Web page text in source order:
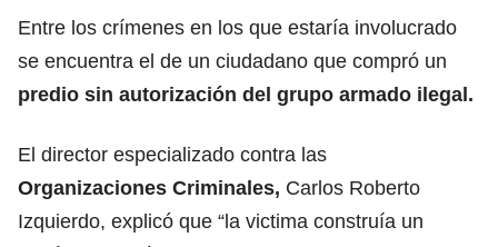
Entre los crímenes en los que estaría involucrado
se encuentra el de un ciudadano que compró un
predio sin autorización del grupo armado ilegal.
El director especializado contra las
Organizaciones Criminales, Carlos Roberto
Izquierdo, explicó que “la victima construía un